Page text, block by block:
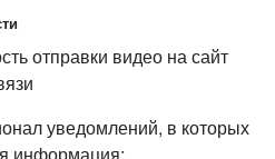
отправки видео на сайт
уведомлений, в которых